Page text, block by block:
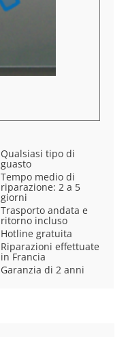
Qualsiasi tipo di
guasto
Tempo medio di
riparazione: 2 a 5
giorni
Trasporto andata e
ritorno incluso
Hotline gratuita
Riparazioni effettuate
in Francia
Garanzia di 2 anni